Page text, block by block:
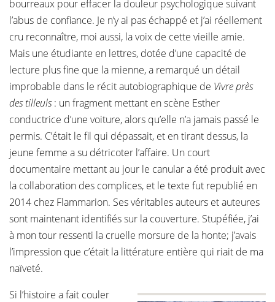
bourreaux pour effacer la douleur psychologique suivant
l’abus de confiance. Je n’y ai pas échappé et j’ai réellement
cru reconnaître, moi aussi, la voix de cette vieille amie.
Mais une étudiante en lettres, dotée d’une capacité de
lecture plus fine que la mienne, a remarqué un détail
improbable dans le récit autobiographique de Vivre près
des tilleuls: un fragment mettant en scène Esther
conductrice d’une voiture, alors qu’elle n’a jamais passé le
permis. C’était le fil qui dépassait, et en tirant dessus, la
jeune femme a su détricoter l’affaire. Un court
documentaire mettant au jour le canular a été produit avec
la collaboration des complices, et le texte fut republié en
2014 chez Flammarion. Ses véritables auteurs et auteures
sont maintenant identifiés sur la couverture. Stupéfiée, j’ai
à mon tour ressenti la cruelle morsure de la honte; j’avais
l’impression que c’était la littérature entière qui riait de ma
naïveté.
Si l’histoire a fait couler